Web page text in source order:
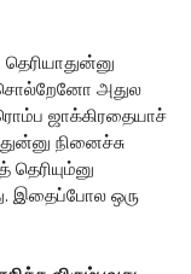
அதுல
ஜாக்கிரதையாச்
நினைச்சு
இதைப்போல ஒரு